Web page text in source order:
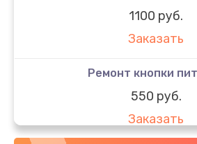
1100 руб.
Заказать
Ремонт кнопки
550 руб.
Заказать